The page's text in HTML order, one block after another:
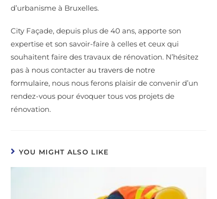
d’urbanisme à Bruxelles.
City Façade, depuis plus de 40 ans, apporte son
expertise et son savoir-faire à celles et ceux qui
souhaitent faire des travaux de rénovation. N’hésitez
pas à nous contacterau travers de notre
formulaire, nous nous ferons plaisir de convenir d’un
rendez-vous pour évoquer tous vos projets de
rénovation.
YOU MIGHT ALSO LIKE